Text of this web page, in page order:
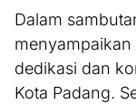
Dalam
menyampaikan
dedikasi dan
Kota Padang.